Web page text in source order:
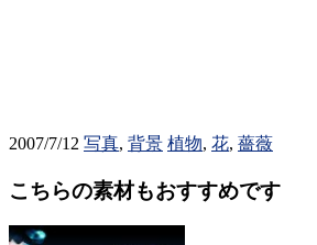
2007/7/12 写真, 背景 植物, 花, 薔薇
こちらの素材もおすすめです